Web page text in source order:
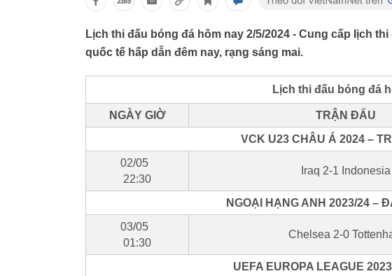
Lịch thi đấu bóng đá hôm nay 2/5/2024 - Cung cấp lịch
quốc tế hấp dẫn đêm nay, rạng sáng mai.
Lịch thi đấu bóng đá
NGÀY GIỜ TRẬN ĐẤU
VCK U23 CHÂU Á 2024 –
02/05
22:30
Iraq 2-1 Indonesia
NGOẠI HẠNG ANH 2023/24 –
03/05
01:30
Chelsea 2-0
UEFA EUROPA LEAGUE